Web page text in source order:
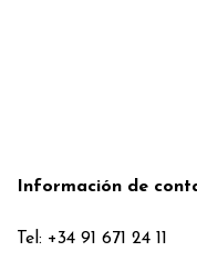
Información de
Tel: +34 91 671 24 11